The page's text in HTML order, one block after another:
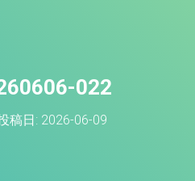
022
稿日: 2026-06-09